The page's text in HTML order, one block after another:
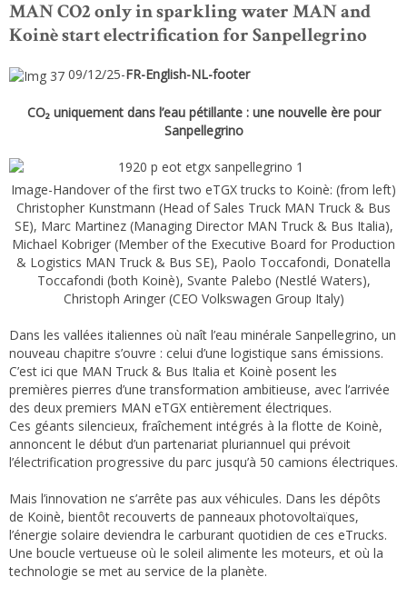
MAN CO2 only in sparkling water MAN and
Koinè start electrification for Sanpellegrino
09/12/25-FR-English-NL-footer
CO₂ uniquement dans l’eau pétillante : une nouvelle ère pour
Sanpellegrino
Image-Handover of the first two eTGX trucks to Koinè: (from left)
Christopher Kunstmann (Head of Sales Truck MAN Truck & Bus
SE), Marc Martinez (Managing Director MAN Truck & Bus Italia),
Michael Kobriger (Member of the Executive Board for Production
& Logistics MAN Truck & Bus SE), Paolo Toccafondi, Donatella
Toccafondi (both Koinè), Svante Palebo (Nestlé Waters),
Christoph Aringer (CEO Volkswagen Group Italy)
Dans les vallées italiennes où naît l’eau minérale Sanpellegrino, un
nouveau chapitre s’ouvre : celui d’une logistique sans émissions.
C’est ici que MAN Truck & Bus Italia et Koinè posent les
premières pierres d’une transformation ambitieuse, avec l’arrivée
des deux premiers MAN eTGX entièrement électriques.
Ces géants silencieux, fraîchement intégrés à la flotte de Koinè,
annoncent le début d’un partenariat pluriannuel qui prévoit
l’électrification progressive du parc jusqu’à 50 camions électriques.
Mais l’innovation ne s’arrête pas aux véhicules. Dans les dépôts
de Koinè, bientôt recouverts de panneaux photovoltaïques,
l’énergie solaire deviendra le carburant quotidien de ces eTrucks.
Une boucle vertueuse où le soleil alimente les moteurs, et où la
technologie se met au service de la planète.